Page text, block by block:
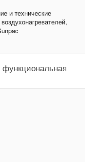
и технические